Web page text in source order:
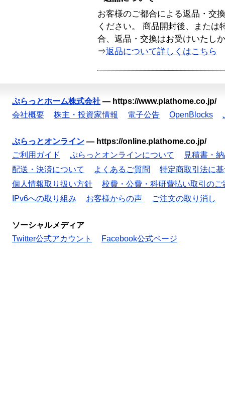
お客様のご都合による返品・交
ください。 商品開封後、または
合、返品・交換はお受けいたし
⇒返品について詳しくはこちら
ぷらっとホーム株式会社 — https://www.plathome.co.jp/
会社概要
株主・投資家情報 電子公告 OpenBlocks
ぷらっとオンライン — https://online.plathome.co.jp/
ご利用ガイド
ぷらっとオンラインについて
見積書・
配送・決済について
よくあるご質問
特定商取引法に
個人情報取り扱い方針
校費・公費・科研費払い取引のご
IPv6への取り組み
お客様からの声 ご注文の取り消し
ソーシャルメディア
Twitter公式アカウント
Facebook公式ページ